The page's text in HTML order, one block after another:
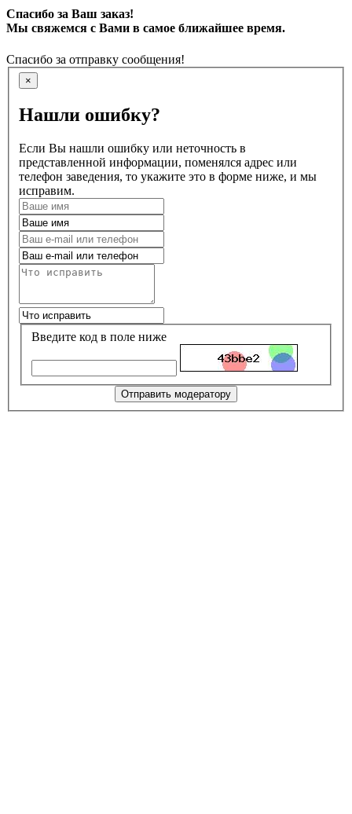
Спасибо за Ваш заказ!
Мы свяжемся с Вами в самое ближайшее время.
Спасибо за отправку сообщения!
×
Нашли ошибку?
Если Вы нашли ошибку или неточность в
представленной информации, поменялся адрес или
телефон заведения, то укажите это в форме ниже, и мы
исправим.
Введите код в поле ниже
Отправить модератору